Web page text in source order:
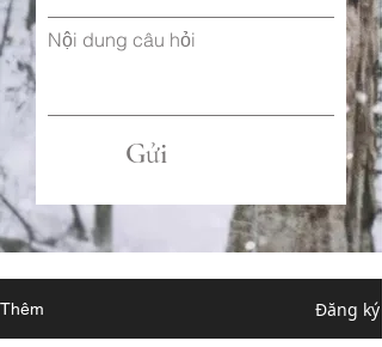
Nội dung câu hỏi
Gửi
Thêm Đăng ký